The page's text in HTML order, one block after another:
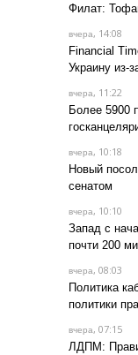
Филат:
вчера, 14:08
Financial
Украину из-
вчера, 11:22
Более 5900
вчера, 10:18
Новый
сенатом
вчера, 10:10
Запад с
почти 200
вчера, 08:03
Политика
политики
вчера, 07:15
ЛДПМ: